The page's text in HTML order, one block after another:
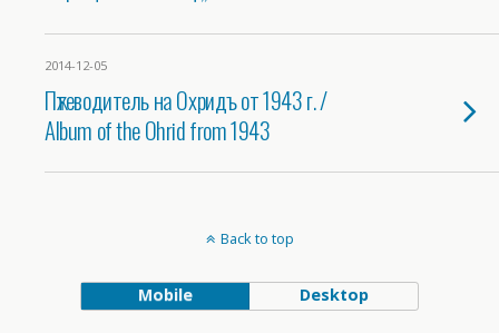
2014-12-05
Пѫтеводитель на Охридъ от 1943 г. /
Album of the Ohrid from 1943
Back to top
Mobile Desktop